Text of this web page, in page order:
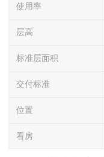
使用率
层高
标准层面积
交付标准
位置
看房